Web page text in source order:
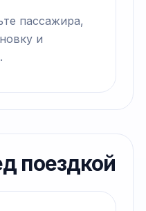
пассажира,
и
поездкой